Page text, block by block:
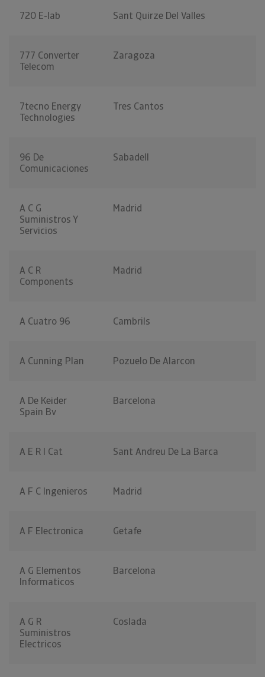
720 E-lab Sant Quirze Del Valles
777 Converter
Telecom
Zaragoza
7tecno Energy
Technologies
Tres Cantos
96 De
Comunicaciones
Sabadell
A C G
Suministros Y
Servicios
Madrid
A C R
Components
Madrid
A Cuatro 96 Cambrils
A Cunning Plan Pozuelo De Alarcon
A De Keider
Spain Bv
Barcelona
A E R I Cat Sant Andreu De La Barca
A F C Ingenieros Madrid
A F Electronica Getafe
A G Elementos
Informaticos
Barcelona
A G R
Suministros
Electricos
Coslada